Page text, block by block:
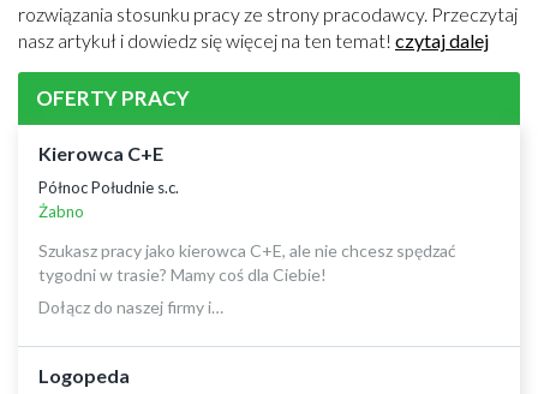
rozwiązania stosunku pracy ze strony pracodawcy. Przeczytaj
nasz artykuł i dowiedz się więcej na ten temat! czytaj dalej
OFERTY PRACY
Kierowca C+E
Północ Południe s.c.
Żabno
Szukasz pracy jako kierowca C+E, ale nie chcesz spędzać
tygodni w trasie? Mamy coś dla Ciebie!
Dołącz do naszej firmy i…
Logopeda